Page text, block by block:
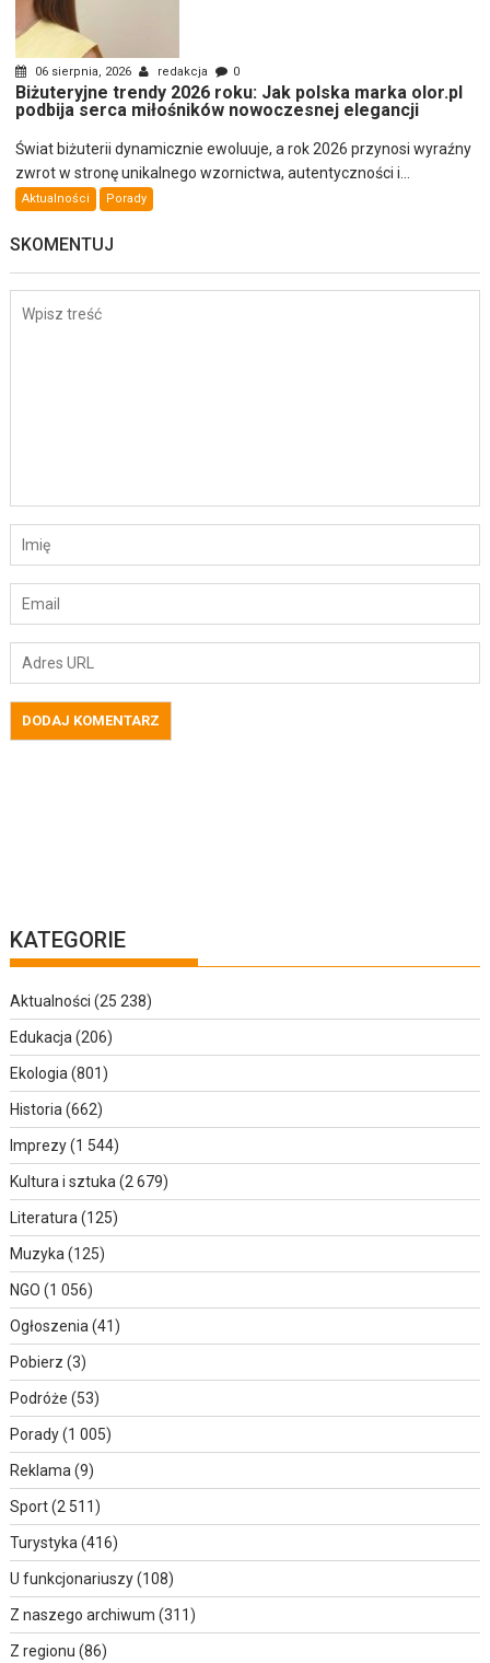
06 sierpnia, 2026 redakcja 0
Biżuteryjne trendy 2026 roku: Jak polska marka olor.pl
podbija serca miłośników nowoczesnej elegancji
Świat biżuterii dynamicznie ewoluuje, a rok 2026 przynosi wyraźny
zwrot w stronę unikalnego wzornictwa, autentyczności i...
Aktualności Porady
SKOMENTUJ
KATEGORIE
Aktualności (25 238)
Edukacja(206)
Ekologia(801)
Historia(662)
Imprezy(1 544)
Kultura i sztuka(2 679)
Literatura(125)
Muzyka(125)
NGO (1 056)
Ogłoszenia(41)
Pobierz (3)
Podróże (53)
Porady(1 005)
Reklama(9)
Sport(2 511)
Turystyka(416)
U funkcjonariuszy(108)
Z naszego archiwum (311)
Z regionu (86)